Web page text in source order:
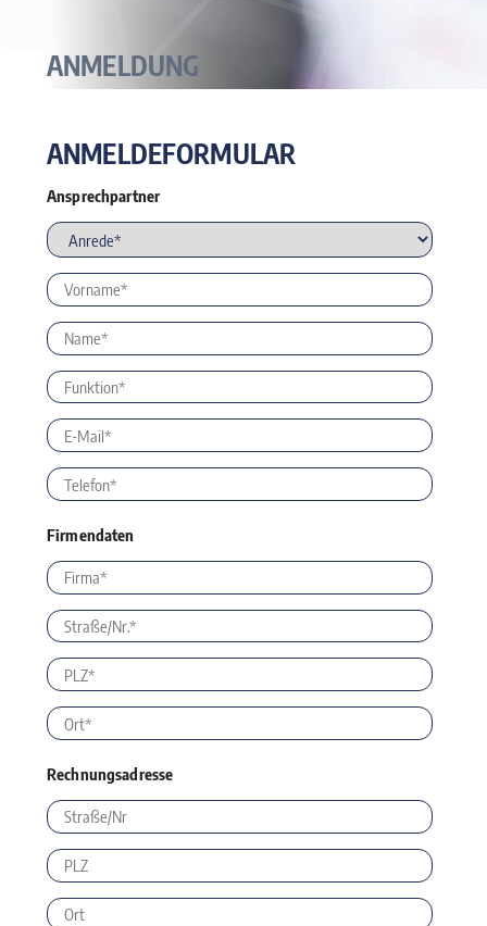
ANMELDUNG
ANMELDEFORMULAR
Ansprechpartner
Firmendaten
Rechnungsadresse